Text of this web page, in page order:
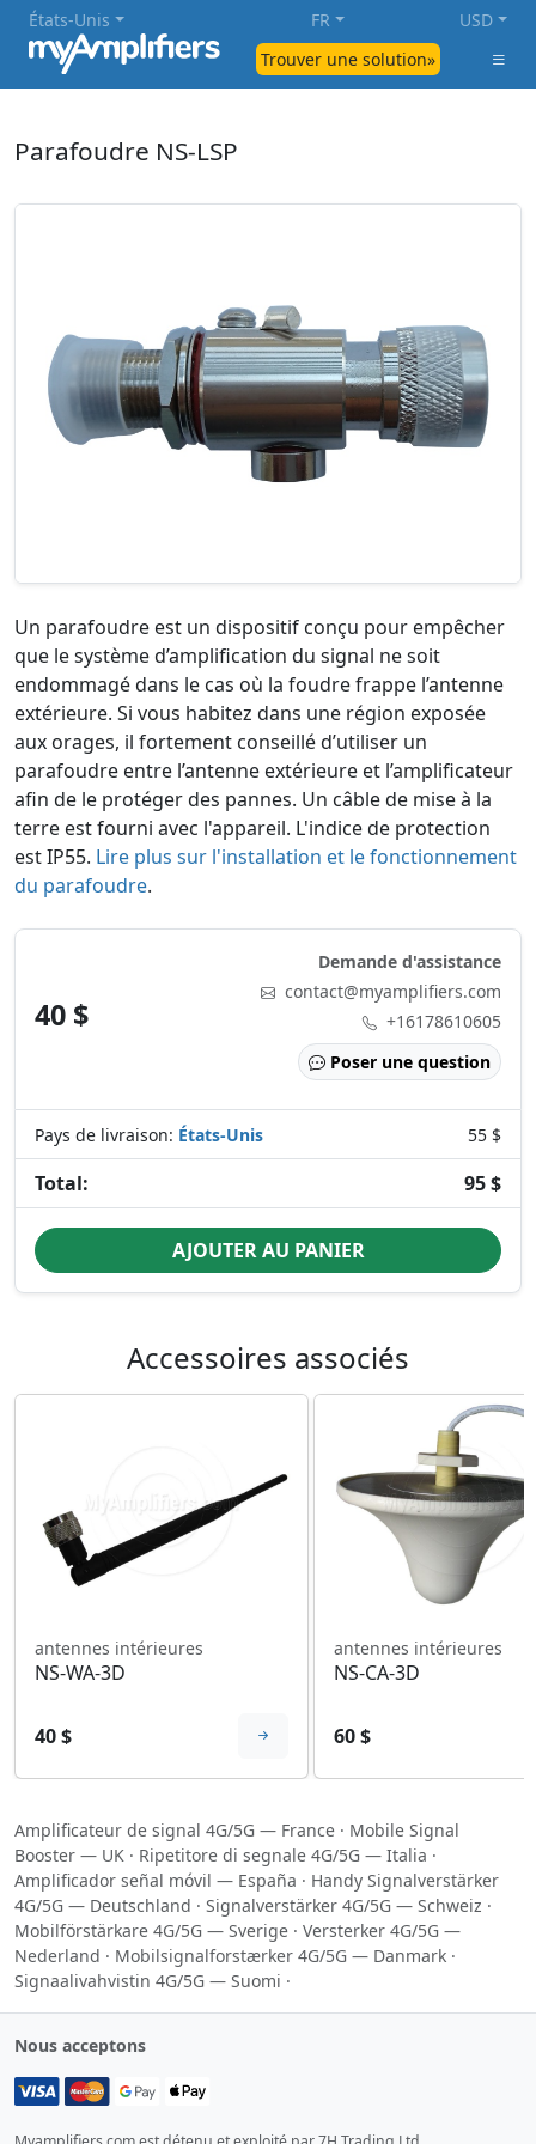
Trouver une solution»
États-Unis FR USD
Parafoudre NS-LSP
Un parafoudre est un dispositif conçu pour empêcher
que le système d’amplification du signal ne soit
endommagé dans le cas où la foudre frappe l’antenne
extérieure. Si vous habitez dans une région exposée
aux orages, il fortement conseillé d’utiliser un
parafoudre entre l’antenne extérieure et l’amplificateur
afin de le protéger des pannes. Un câble de mise à la
terre est fourni avec l'appareil. L'indice de protection
est IP55. Lire plus sur l'installation et le fonctionnement
du parafoudre.
40 $
Demande d'assistance
contact@myamplifiers.com
+16178610605
Poser une question
Pays de livraison: États-Unis 55 $
Total: 95 $
AJOUTER AU PANIER
Accessoires associés
antennes intérieures
NS-WA-3D
40 $
antennes intérieures
NS-CA-3D
60 $
Amplificateur de signal 4G/5G — France · Mobile Signal
Booster — UK · Ripetitore di segnale 4G/5G — Italia ·
Amplificador señal móvil — España · Handy Signalverstärker
4G/5G — Deutschland · Signalverstärker 4G/5G — Schweiz ·
Mobilförstärkare 4G/5G — Sverige · Versterker 4G/5G —
Nederland · Mobilsignalforstærker 4G/5G — Danmark ·
Signaalivahvistin 4G/5G — Suomi ·
Nous acceptons